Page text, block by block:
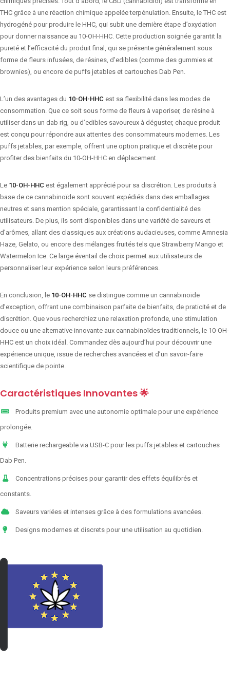
THC grâce à une réaction chimique appelée terpénulation. Ensuite, le THC est
hydrogéné pour produire le HHC, qui subit une dernière étape d’oxydation
pour donner naissance au 10-OH-HHC. Cette production soignée garantit la
pureté et l’efficacité du produit final, qui se présente généralement sous
forme de fleurs infusées, de résines, d'edibles (comme des gummies et
brownies), ou encore de puffs jetables et cartouches Dab Pen.
L’un des avantages du 10-OH-HHC est sa flexibilité dans les modes de
consommation. Que ce soit sous forme de fleurs à vaporiser, de résine à
utiliser dans un dab rig, ou d’edibles savoureux à déguster, chaque produit
est conçu pour répondre aux attentes des consommateurs modernes. Les
puffs jetables, par exemple, offrent une option pratique et discrète pour
profiter des bienfaits du 10-OH-HHC en déplacement.
Le 10-OH-HHC est également apprécié pour sa discrétion. Les produits à
base de ce cannabinoïde sont souvent expédiés dans des emballages
neutres et sans mention spéciale, garantissant la confidentialité des
utilisateurs. De plus, ils sont disponibles dans une variété de saveurs et
d’arômes, allant des classiques aux créations audacieuses, comme Amnesia
Haze, Gelato, ou encore des mélanges fruités tels que Strawberry Mango et
Watermelon Ice. Ce large éventail de choix permet aux utilisateurs de
personnaliser leur expérience selon leurs préférences.
En conclusion, le 10-OH-HHC se distingue comme un cannabinoïde
d’exception, offrant une combinaison parfaite de bienfaits, de praticité et de
discrétion. Que vous recherchiez une relaxation profonde, une stimulation
douce ou une alternative innovante aux cannabinoïdes traditionnels, le 10-OH-
HHC est un choix idéal. Commandez dès aujourd’hui pour découvrir une
expérience unique, issue de recherches avancées et d’un savoir-faire
scientifique de pointe.
Caractéristiques Innovantes 🌟
Produits premium avec une autonomie optimale pour une expérience
prolongée.
Batterie rechargeable via USB-C pour les puffs jetables et cartouches
Dab Pen.
Concentrations précises pour garantir des effets équilibrés et
constants.
Saveurs variées et intenses grâce à des formulations avancées.
Designs modernes et discrets pour une utilisation au quotidien.